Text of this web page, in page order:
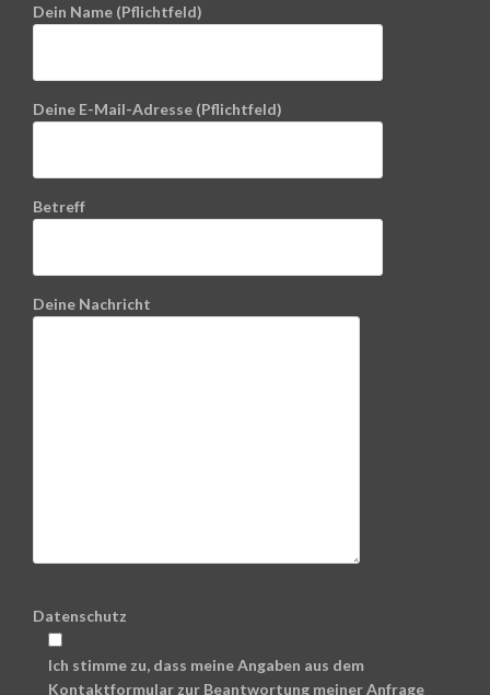
Dein Name (Pflichtfeld)
Deine E-Mail-Adresse (Pflichtfeld)
Betreff
Deine Nachricht
Datenschutz
Ich stimme zu, dass meine Angaben aus dem
Kontaktformular zur Beantwortung meiner Anfrage